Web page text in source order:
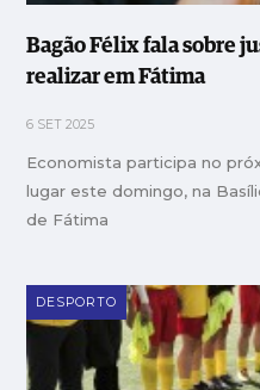
Bagão Félix fala sobre
realizar em Fátima
6 SET 2025
Economista participa no
lugar este domingo, na
de Fátima
DESPORTO